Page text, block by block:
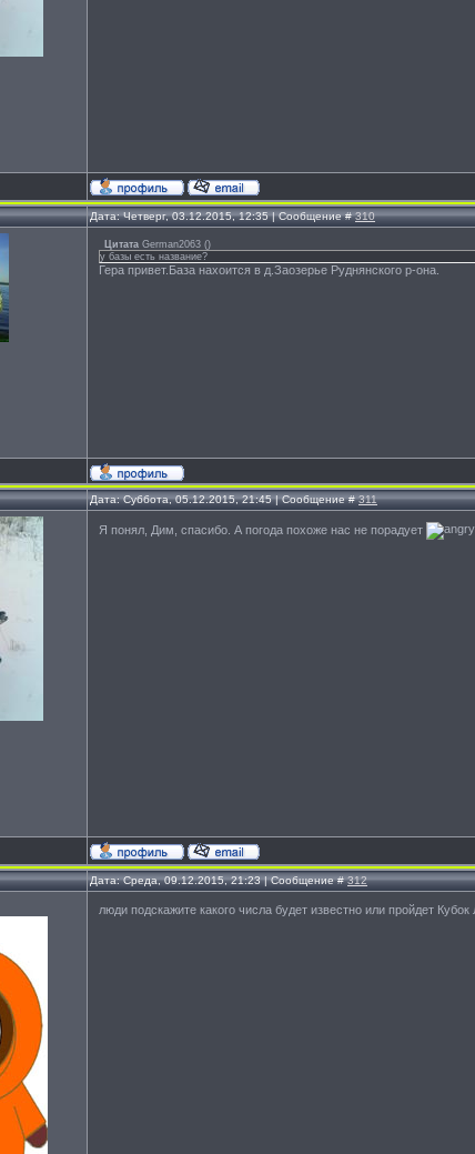
Дата: Четверг, 03.12.2015, 12:35 | Сообщение #310
Цитата German2063 ()
у базы есть название?
Гера привет.База нахоится в д.Заозерье Руднянского р-она.
Дата: Суббота, 05.12.2015, 21:45 | Сообщение #311
Я понял, Дим, спасибо. А погода похоже нас не порадует
Дата: Среда, 09.12.2015, 21:23 | Сообщение #312
люди подскажите какого числа будет известно или пройдет